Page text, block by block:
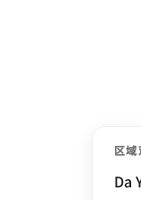
区域
Da